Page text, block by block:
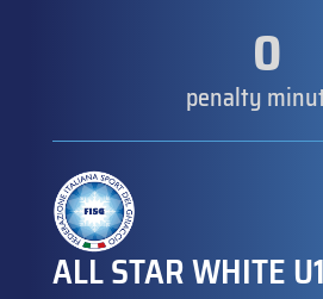
0
penalty
ALL STAR WHITE